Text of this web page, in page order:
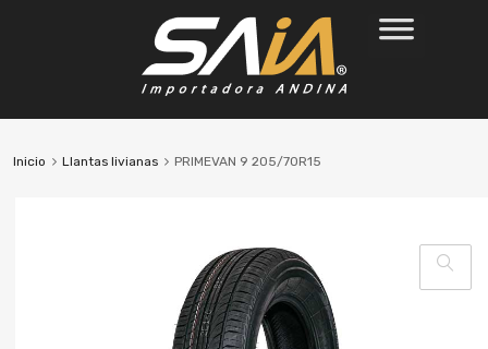
Inicio Llantas livianas PRIMEVAN 9 205/70R15